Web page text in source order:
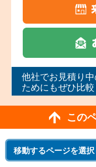
他社でお見積り
ためにもぜひ比較
この